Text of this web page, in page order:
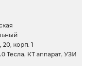
корп. 1
Тесла, КТ аппарат, УЗИ